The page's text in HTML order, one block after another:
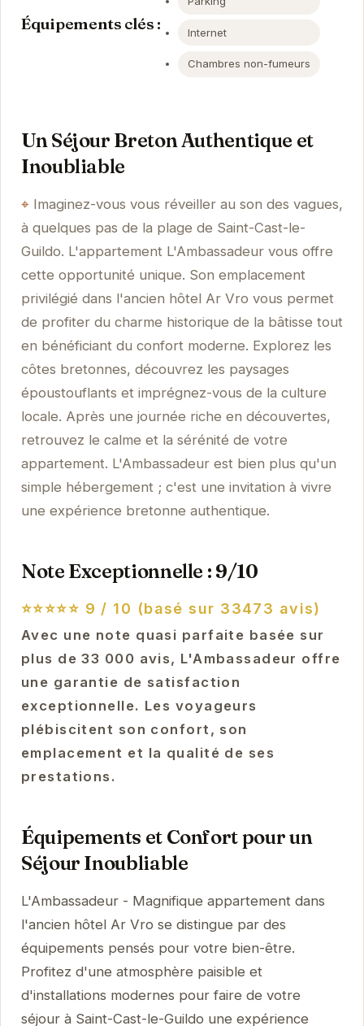
Équipements clés : Internet
Chambres non-fumeurs
Un Séjour Breton Authentique et
Inoubliable
Imaginez-vous vous réveiller au son des vagues,
à quelques pas de la plage de Saint-Cast-le-
Guildo. L'appartement L'Ambassadeur vous offre
cette opportunité unique. Son emplacement
privilégié dans l'ancien hôtel Ar Vro vous permet
de profiter du charme historique de la bâtisse tout
en bénéficiant du confort moderne. Explorez les
côtes bretonnes, découvrez les paysages
époustouflants et imprégnez-vous de la culture
locale. Après une journée riche en découvertes,
retrouvez le calme et la sérénité de votre
appartement. L'Ambassadeur est bien plus qu'un
simple hébergement ; c'est une invitation à vivre
une expérience bretonne authentique.
Note Exceptionnelle : 9/10
⭐⭐⭐⭐⭐ 9 / 10 (basé sur 33473 avis)
Avec une note quasi parfaite basée sur
plus de 33 000 avis, L'Ambassadeur offre
une garantie de satisfaction
exceptionnelle. Les voyageurs
plébiscitent son confort, son
emplacement et la qualité de ses
prestations.
Équipements et Confort pour un
Séjour Inoubliable
L'Ambassadeur - Magnifique appartement dans
l'ancien hôtel Ar Vro se distingue par des
équipements pensés pour votre bien-être.
Profitez d'une atmosphère paisible et
d'installations modernes pour faire de votre
séjour à Saint-Cast-le-Guildo une expérience